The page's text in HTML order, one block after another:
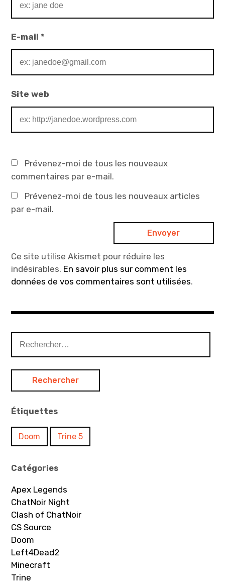
E-mail*
Site web
Prévenez-moi de tous les nouveaux
commentaires par e-mail.
Prévenez-moi de tous les nouveaux articles
par e-mail.
Ce site utilise Akismet pour réduire les
indésirables. En savoir plus sur comment les
données de vos commentaires sont utilisées.
Étiquettes
Doom Trine 5
Catégories
Apex Legends
ChatNoir Night
Clash of ChatNoir
CS Source
Doom
Left4Dead2
Minecraft
Trine